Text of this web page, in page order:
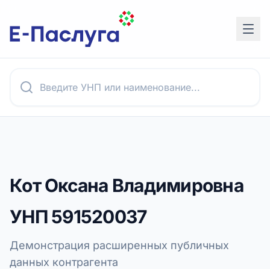
Кот Оксана Владимировна
УНП591520037
Демонстрация расширенных публичных
данных контрагента